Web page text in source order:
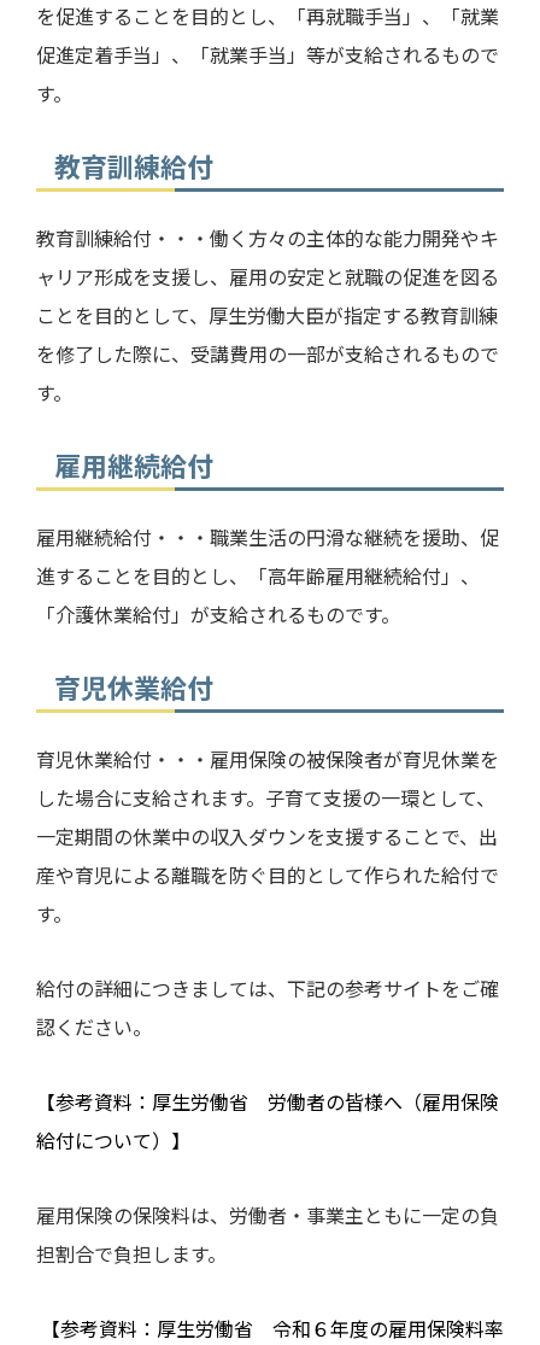
を促進することを目的とし、「再就職手当」、「就業
促進定着手当」、「就業手当」等が支給されるもので
す。
教育訓練給付
教育訓練給付・・・働く方々の主体的な能力開発やキ
ャリア形成を支援し、雇用の安定と就職の促進を図る
ことを目的として、厚生労働大臣が指定する教育訓練
を修了した際に、受講費用の一部が支給されるもので
す。
雇用継続給付
雇用継続給付・・・職業生活の円滑な継続を援助、促
進することを目的とし、「高年齢雇用継続給付」、
「介護休業給付」が支給されるものです。
育児休業給付
育児休業給付・・・雇用保険の被保険者が育児休業を
した場合に支給されます。子育て支援の一環として、
一定期間の休業中の収入ダウンを支援することで、出
産や育児による離職を防ぐ目的として作られた給付で
す。
給付の詳細につきましては、下記の参考サイトをご確
認ください。
【参考資料：厚生労働省 労働者の皆様へ（雇用保険
給付について）】
雇用保険の保険料は、労働者・事業主ともに一定の負
担割合で負担します。
【参考資料：厚生労働省 令和６年度の雇用保険料率